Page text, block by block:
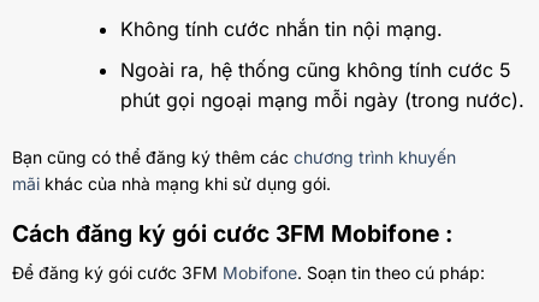
Không tính cước nhắn tin nội mạng.
Ngoài ra, hệ thống cũng không tính cước 5
phút gọi ngoại mạng mỗi ngày (trong nước).
Bạn cũng có thể đăng ký thêm các chương trình khuyến
mãi khác của nhà mạng khi sử dụng gói.
Cách đăng ký gói cước 3FM Mobifone :
Để đăng ký gói cước 3FM Mobifone. Soạn tin theo cú pháp: